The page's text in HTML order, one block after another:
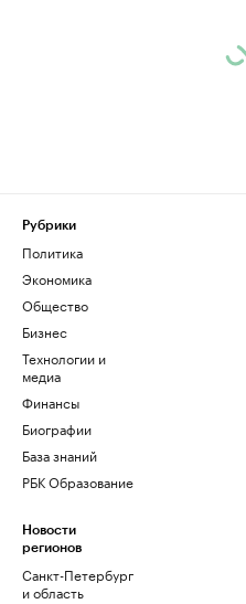
Рубрики
Политика
Экономика
Общество
Бизнес
Технологии и
медиа
Финансы
Биографии
База знаний
РБК Образование
Новости
регионов
Санкт-Петербург
и область